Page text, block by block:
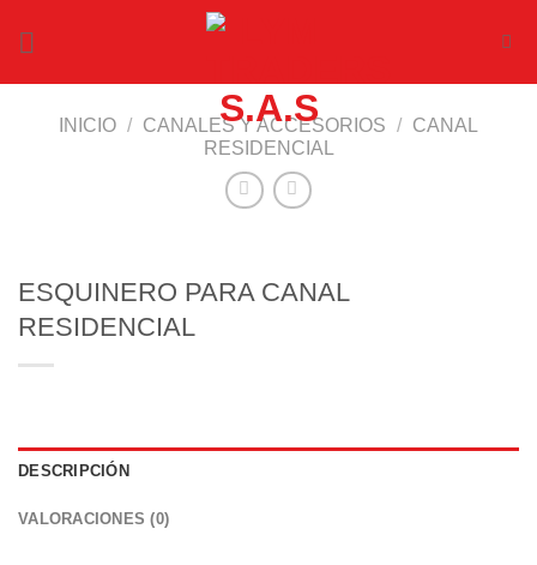
INICIO / CANALES Y ACCESORIOS /
CANAL
RESIDENCIAL
ESQUINERO PARA CANAL
RESIDENCIAL
DESCRIPCIÓN
VALORACIONES (0)